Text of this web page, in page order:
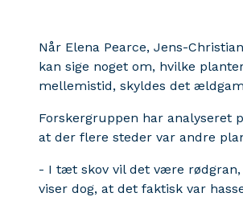
Når Elena Pearce, Jens-
kan sige noget om, hvilke
mellemistid, skyldes det
Forskergruppen har analyseret
at der flere steder var andre
- I tæt skov vil det være rødgran,
viser dog, at det faktisk var